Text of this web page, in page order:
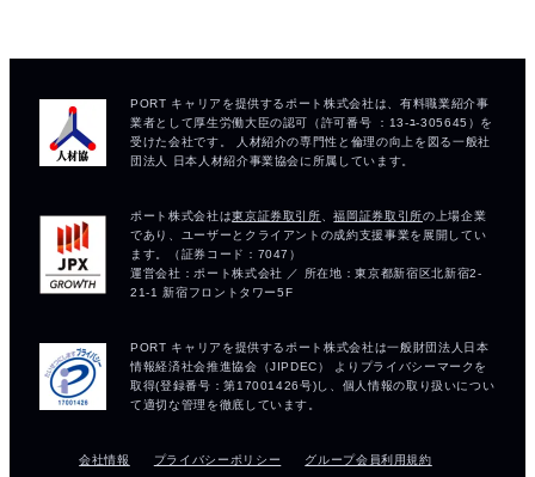
会社情報 プライバシーポリシー グループ会員利用規約